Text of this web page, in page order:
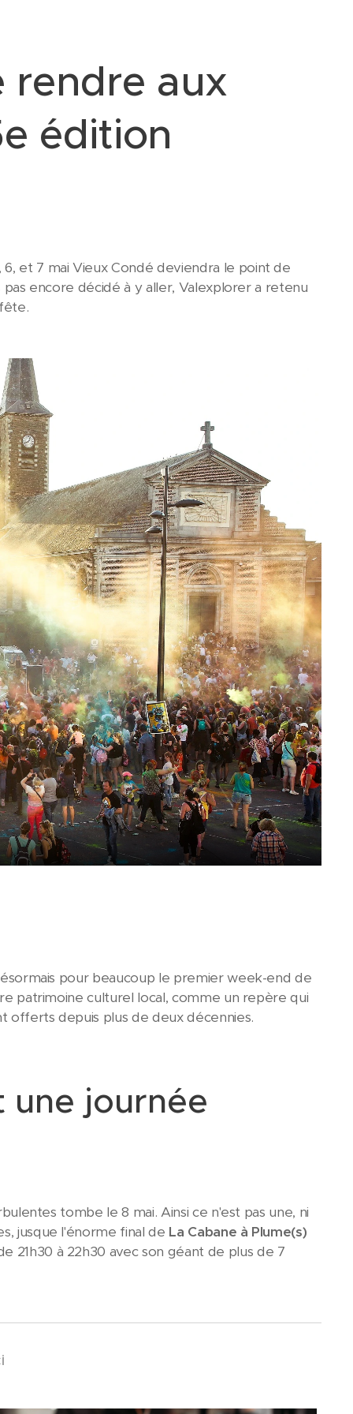
rendre aux
édition
6, et 7 mai Vieux Condé deviendra le point de
encore décidé à y aller, Valexplorer a retenu
pour beaucoup le premier week-end de
patrimoine culturel local, comme un repère qui
offerts depuis plus de deux décennies.
une journée
tombe le 8 mai. Ainsi ce n'est pas une, ni
jusque l'énorme final de La Cabane à Plume(s)
21h30 à 22h30 avec son géant de plus de 7